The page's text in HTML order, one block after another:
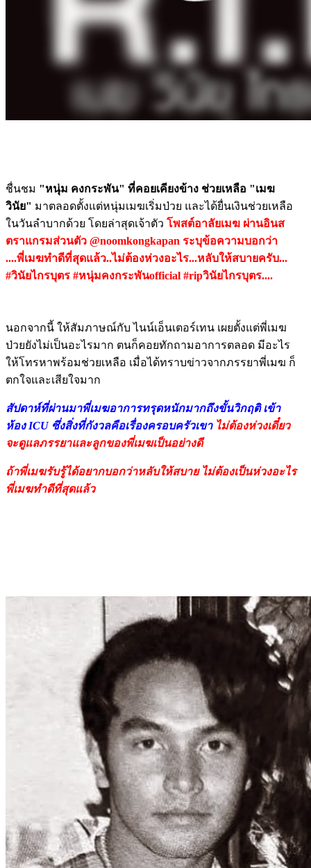
ชื่นชม "หนุ่ม คงกระพัน" ที่คอยเคียงข้าง ช่วยเหลือ "เมฆ
วินัย" มาตลอดตั้งแต่หนุ่มเมฆเริ่มป่วย และได้ยื่นเงินช่วยเหลือ
ในวันลำบากด้วย โดยล่าสุดเจ้าตัว โพสต์อาลัยเมฆ ผ่านอินส
ตราแกรมส่วนตัว @noomkongkapan ระบุข้อความบอกว่า
....พี่เมฆทำดีที่สุดแล้ว..ไม่ต้องห่วงอะไร...หลับให้สบายครับ...
#วินัยไกรบุตร #หนุ่มคงกระพันofficial #ripวินัยไกรบุตร....
นอกจากนี้ ให้สัมภาษณ์กับ ไนน์เอ็นเตอร์เทน เผยตั้งแต่พี่เมฆ
ป่วยยังไม่เป็นอะไรมาก ตนก็คอยทักถามอาการตลอด มีอะไร
ให้โทรหาพร้อมช่วยเหลือ เมื่อได้ทราบข่าวจากภรรยาพี่เมฆ ก็
ตกใจและเสียใจมาก
สัปดาห์ที่ผ่านมาพี่เมฆอาการทรุดหนักมากถึงขั้นวิกฤติ เข้า
ห้อง ICU ซึ่งสิ่งที่กังวลคือเรื่องครอบครัวเขา ไม่ต้องห่วงเดี๋ยว
จะดูแลภรรยาและลูกของพี่เมฆเป็นอย่างดี
ถ้าพี่เมฆรับรู้ได้อยากบอกว่าหลับให้สบาย ไม่ต้องเป็นห่วงอะไร
พี่เมฆทำดีที่สุดแล้ว